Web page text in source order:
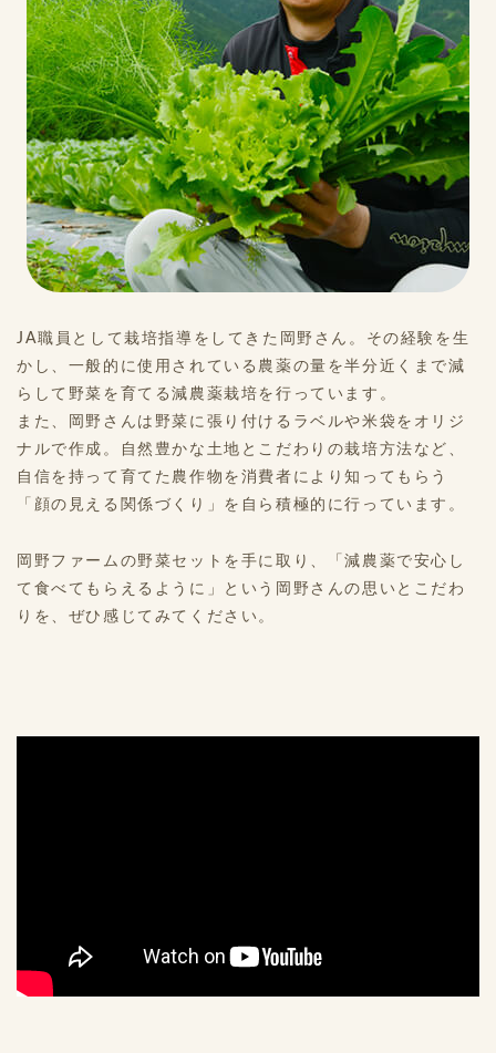
JA職員として栽培指導をしてきた岡野さん。その経験を生
かし、一般的に使用されている農薬の量を半分近くまで減
らして野菜を育てる減農薬栽培を行っています。
また、岡野さんは野菜に張り付けるラベルや米袋をオリジ
ナルで作成。自然豊かな土地とこだわりの栽培方法など、
自信を持って育てた農作物を消費者により知ってもらう
「顔の見える関係づくり」を自ら積極的に行っています。
岡野ファームの野菜セットを手に取り、「減農薬で安心し
て食べてもらえるように」という岡野さんの思いとこだわ
りを、ぜひ感じてみてください。